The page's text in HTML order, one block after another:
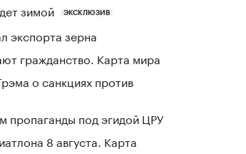
зимой
ЭКСКЛЮЗИВ
экспорта зерна
гражданство. Карта мира
о санкциях против
пропаганды под эгидой ЦРУ
8 августа. Карта